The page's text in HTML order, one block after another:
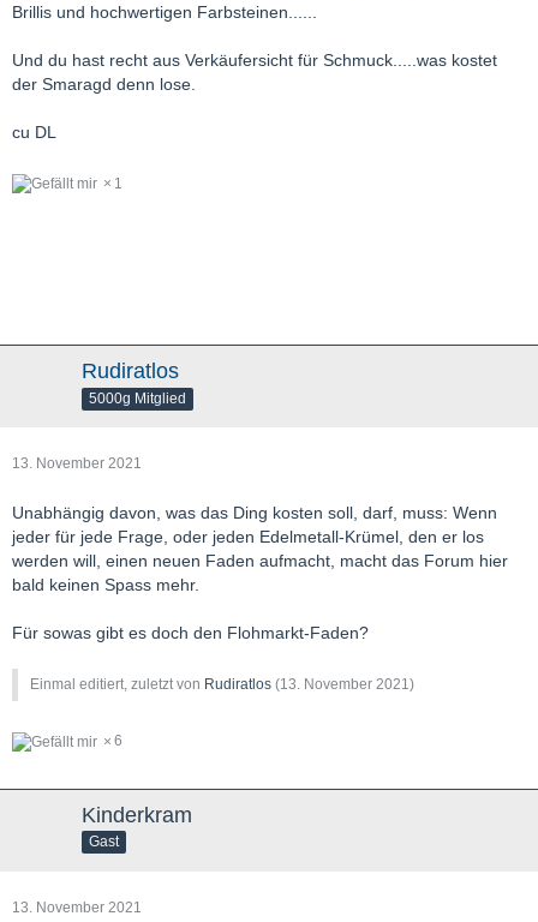
Brillis und hochwertigen Farbsteinen......
Und du hast recht aus Verkäufersicht für Schmuck.....was kostet
der Smaragd denn lose.
cu DL
1
Rudiratlos
5000g Mitglied
13. November 2021
Unabhängig davon, was das Ding kosten soll, darf, muss: Wenn
jeder für jede Frage, oder jeden Edelmetall-Krümel, den er los
werden will, einen neuen Faden aufmacht, macht das Forum hier
bald keinen Spass mehr.
Für sowas gibt es doch den Flohmarkt-Faden?
Einmal editiert, zuletzt von Rudiratlos (13. November 2021)
6
Kinderkram
Gast
13. November 2021